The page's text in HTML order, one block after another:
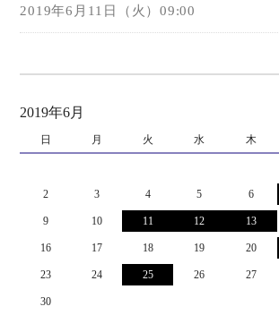
2019年6月11日（火）09:00
2019年6月
日 月 火 水 木
2 3 4 5 6
9 10 11 12 13
16 17 18 19 20
23 24 25 26 27
30